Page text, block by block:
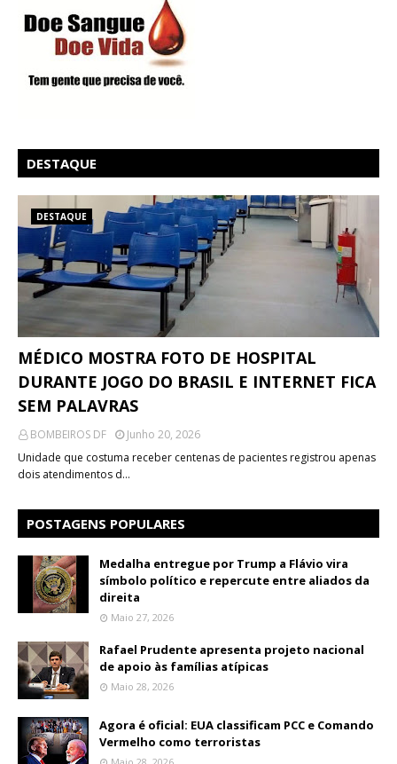
DESTAQUE
DESTAQUE
MÉDICO MOSTRA FOTO DE HOSPITAL
DURANTE JOGO DO BRASIL E INTERNET FICA
SEM PALAVRAS
BOMBEIROS DF
Junho 20, 2026
Unidade que costuma receber centenas de pacientes registrou apenas
dois atendimentos d…
POSTAGENS POPULARES
Medalha entregue por Trump a Flávio vira
símbolo político e repercute entre aliados da
direita
Maio 27, 2026
Rafael Prudente apresenta projeto nacional
de apoio às famílias atípicas
Maio 28, 2026
Agora é oficial: EUA classificam PCC e Comando
Vermelho como terroristas